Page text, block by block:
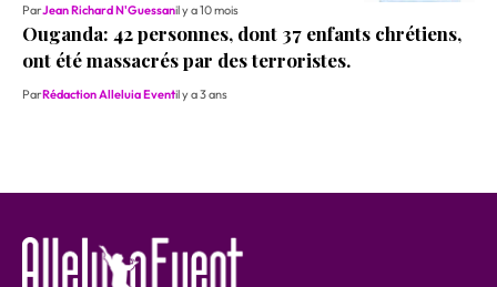
ParJean Richard N'Guessanil y a 10 mois
Ouganda: 42 personnes, dont 37 enfants chrétiens,
ont été massacrés par des terroristes.
ParRédaction Alleluia Eventil y a 3 ans